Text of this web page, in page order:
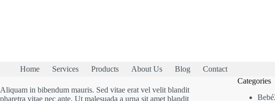
Home Services Products About Us Blog Contact
Aliquam in bibendum mauris. Sed vitae erat vel velit blandit
pharetra vitae nec ante. Ut malesuada a urna sit amet blandit
Categories
Bebé